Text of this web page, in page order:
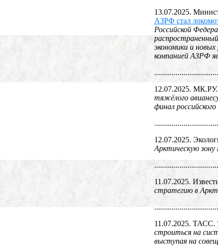
13.07.2025.
АЗРФ стал
Российской
экономики и
компанией АЗРФ
12.07.2025.
тяжёлого
финал российского
12.07.2025.
Арктическую
11.07.2025.
стратегию в
11.07.2025. ТАСС.
строиться на
выступая на